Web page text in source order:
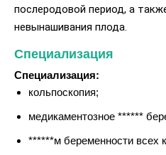
послеродовой период, а
невынашивания плода.
Специализация
Специализация:
кольпоскопия;
медикаментозное ******
******м беременности всех